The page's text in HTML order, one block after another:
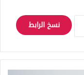
نسخ الرابط